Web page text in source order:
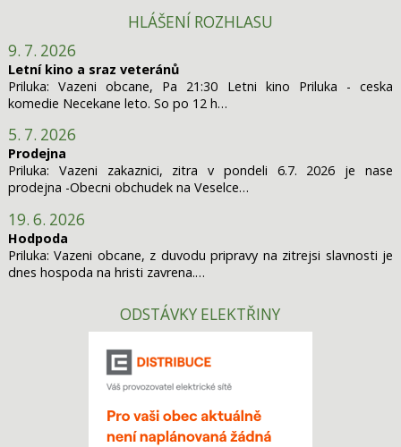
HLÁŠENÍ ROZHLASU
9. 7. 2026
Letní kino a sraz veteránů
Priluka: Vazeni obcane, Pa 21:30 Letni kino Priluka - ceska
komedie Necekane leto. So po 12 h…
5. 7. 2026
Prodejna
Priluka: Vazeni zakaznici, zitra v pondeli 6.7. 2026 je nase
prodejna -Obecni obchudek na Veselce…
19. 6. 2026
Hodpoda
Priluka: Vazeni obcane, z duvodu pripravy na zitrejsi slavnosti je
dnes hospoda na hristi zavrena.…
ODSTÁVKY ELEKTŘINY